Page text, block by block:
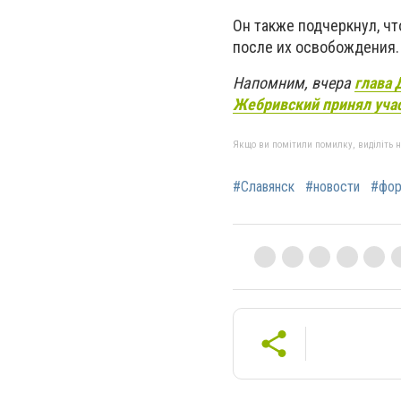
Он также подчеркнул,
после их освобождения.
Напомним, вчераглава
Жебривский принял
Якщо ви помітили помилку, виділіть
#Славянск #новости